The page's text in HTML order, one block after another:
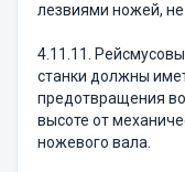
лезвиями ножей,
4.11.11.
станки должны
предотвращения
высоте от
ножевого вала.